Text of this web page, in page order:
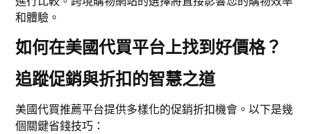
和體驗。
如何在美國代買平台上找到好價格？
追蹤促銷與折扣的智慧之道
美國代買推薦平台提供多樣化的促銷折扣機會。以下是幾
個關鍵省錢技巧：